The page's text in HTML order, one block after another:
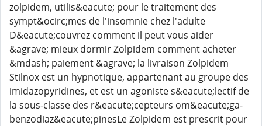
zolpidem, utilis&eacute; pour le traitement des
sympt&ocirc;mes de l'insomnie chez l'adulte
D&eacute;couvrez comment il peut vous aider
&agrave; mieux dormir Zolpidem comment acheter
&mdash; paiement &agrave; la livraison Zolpidem
Stilnox est un hypnotique, appartenant au groupe des
imidazopyridines, et est un agoniste s&eacute;lectif de
la sous-classe des r&eacute;cepteurs om&eacute;ga-
benzodiaz&eacute;pinesLe Zolpidem est prescrit pour